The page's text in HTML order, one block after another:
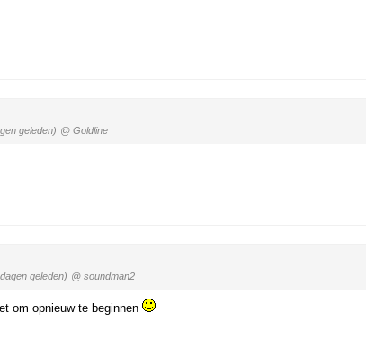
geleden) @ Goldline
geleden) @ soundman2
om opnieuw te beginnen